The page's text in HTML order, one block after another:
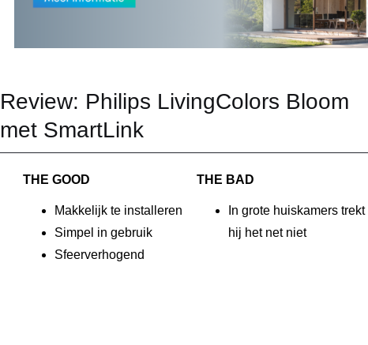
Review: Philips LivingColors Bloom
met SmartLink
THE GOOD
Makkelijk te installeren
Simpel in gebruik
Sfeerverhogend
THE BAD
In grote huiskamers trekt
hij het net niet